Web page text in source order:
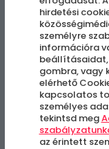
hirdetési
személyre
információra
gombra, vagy
elérhető
kapcsolatos
személyes
tekintsd meg
az érintett